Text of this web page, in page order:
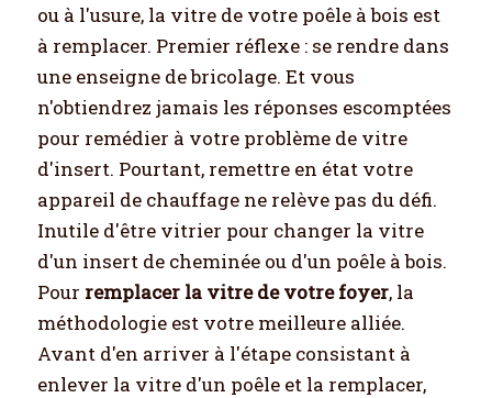
ou à l'usure, la vitre de votre poêle à bois est
à remplacer. Premier réflexe : se rendre dans
une enseigne de bricolage. Et vous
n'obtiendrez jamais les réponses escomptées
pour remédier à votre problème de vitre
d'insert. Pourtant, remettre en état votre
appareil de chauffage ne relève pas du défi.
Inutile d'être vitrier pour changer la vitre
d'un insert de cheminée ou d'un poêle à bois.
Pour remplacer la vitre de votre foyer, la
méthodologie est votre meilleure alliée.
Avant d'en arriver à l'étape consistant à
enlever la vitre d'un poêle et la remplacer,